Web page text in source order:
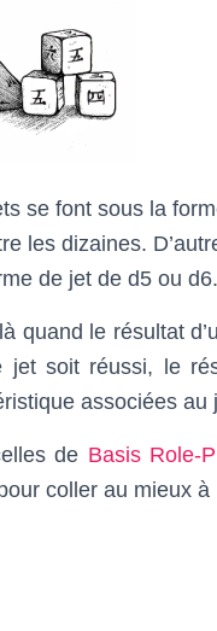
se font sous la
les dizaines.
de jet de d5 ou d6.
quand le résultat
soit réussi, le
associées au
de Basis Role-
coller au mieux à